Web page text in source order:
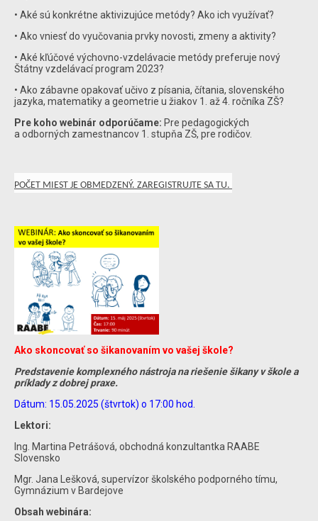
• Aké sú konkrétne aktivizujúce metódy? Ako ich využívať?
• Ako vniesť do vyučovania prvky novosti, zmeny a aktivity?
• Aké kľúčové výchovno-vzdelávacie metódy preferuje nový
Štátny vzdelávací program 2023?
• Ako zábavne opakovať učivo z písania, čítania, slovenského
jazyka, matematiky a geometrie u žiakov 1. až 4. ročníka ZŠ?
Pre koho webinár odporúčame: Pre pedagogických
a odborných zamestnancov 1. stupňa ZŠ, pre rodičov.
POČET MIEST JE OBMEDZENÝ. ZAREGISTRUJTE SA TU.
Ako skoncovať so šikanovaním vo vašej škole?
Predstavenie komplexného nástroja na riešenie šikany v škole a
príklady z dobrej praxe.
Dátum: 15.05.2025 (štvrtok) o 17:00 hod.
Lektori:
Ing. Martina Petrášová, obchodná konzultantka RAABE
Slovensko
Mgr. Jana Lešková, supervízor školského podporného tímu,
Gymnázium v Bardejove
Obsah webinára: